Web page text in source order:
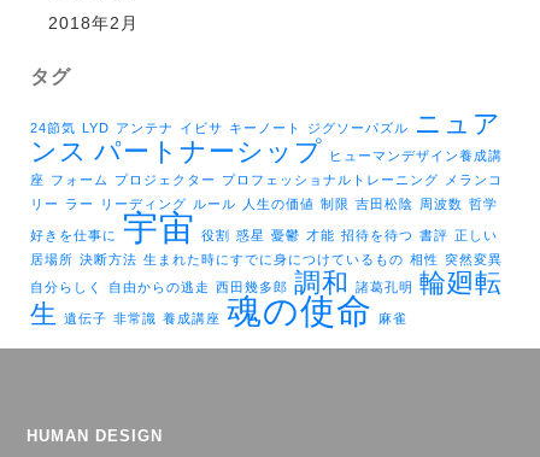
2018年2月
タグ
24節気 LYD アンテナ イビサ キーノート ジグソーパズル
ニュア
ンス パートナーシップ
ヒューマンデザイン養成講
座 フォーム プロジェクター プロフェッショナルトレーニング
メランコ
リー
ラー リーディング ルール 人生の価値 制限 吉田松陰 周波数 哲学
好きを仕事に 宇宙 役割 惑星 憂鬱 才能 招待を待つ 書評 正しい
居場所 決断方法 生まれた時にすでに身につけているもの 相性 突然変異
自分らしく
自由からの逃走 西田幾多郎 調和 諸葛孔明 輪廻転
生
遺伝子 非常識 養成講座 魂の使命 麻雀
HUMAN DESIGN